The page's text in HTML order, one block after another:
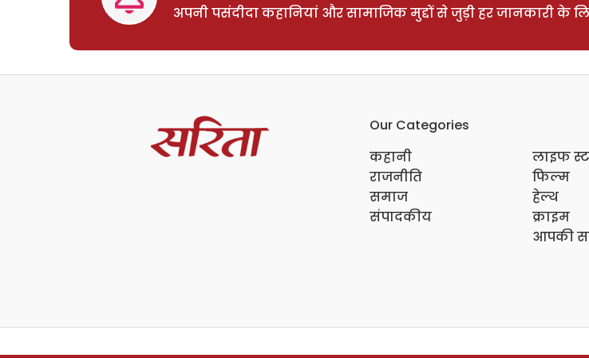
अपनी पसंदीदा कहानियां और सामाजिक मुद्दों से जुड़ी हर जानकारी के
Our Categories
कहानी
राजनीति
समाज
संपादकीय
लाइफ
फिल्म
हेल्थ
क्राइम
आपकी